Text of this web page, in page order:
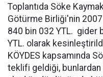
Toplantıda Söke
Götürme Birliği'nin
840 bin 032 YTL. gider
YTL. olarak
KÖYDES kapsamında
teklifi geldiği,